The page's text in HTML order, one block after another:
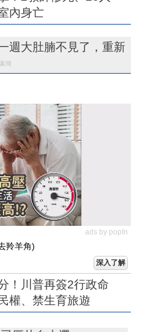
內身亡
週大肚腩不見了，重新
簡
ads by popIn
羚羊角)
深入了解
！川普再簽2行政命
權、禁生育旅遊